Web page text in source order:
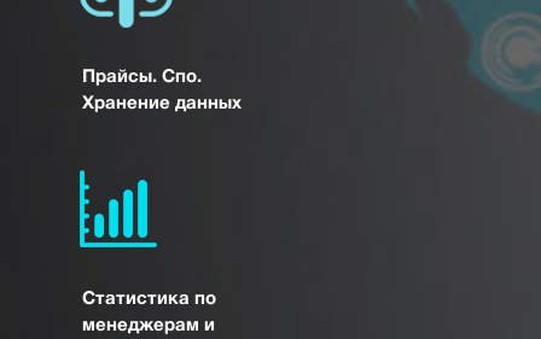
Прайсы. Спо.
Хранение данных
Статистика по
менеджерам и